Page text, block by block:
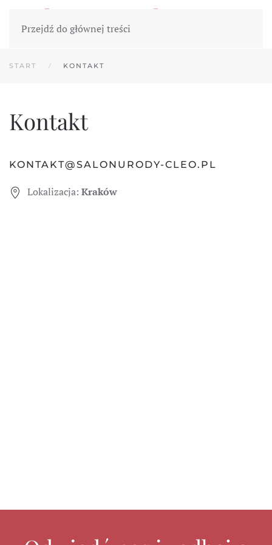
Przejdź do głównej treści
START KONTAKT
Kontakt
KONTAKT@SALONURODY-CLEO.PL
Lokalizacja: Kraków